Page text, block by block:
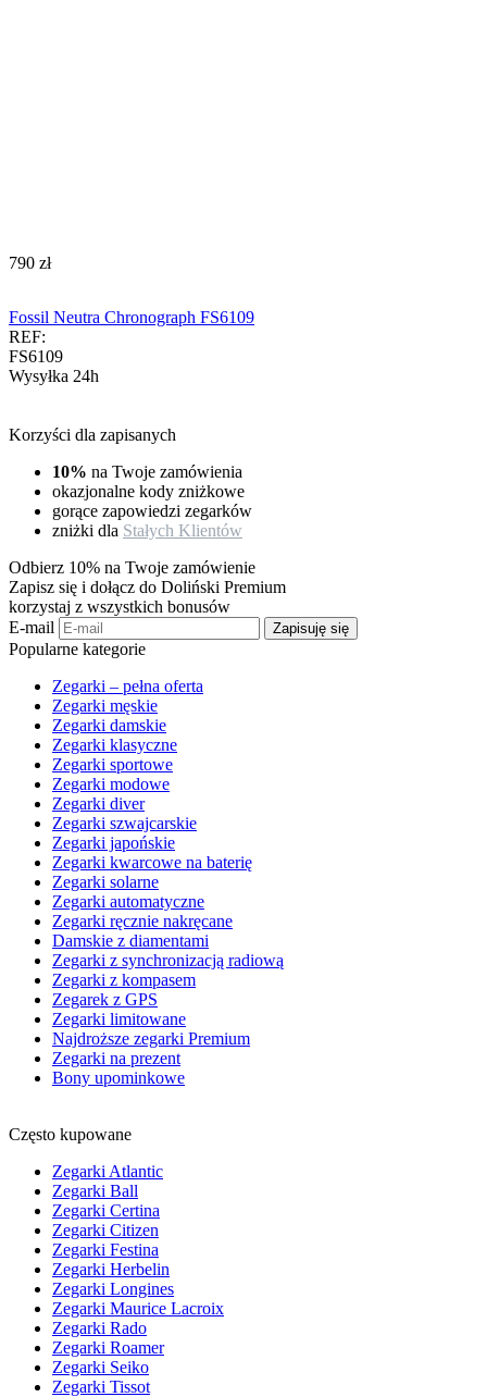
‍790‍ zł
Fossil Neutra Chronograph FS6109
REF:
FS6109
Wysyłka 24h
Korzyści dla zapisanych
10% na Twoje zamówienia
okazjonalne kody zniżkowe
gorące zapowiedzi zegarków
zniżki dla Stałych Klientów
Odbierz 10% na Twoje zamówienie
Zapisz się i dołącz do Doliński Premium
korzystaj z wszystkich bonusów
E-mail
Zapisuję się
Popularne kategorie
Zegarki – pełna oferta
Zegarki męskie
Zegarki damskie
Zegarki klasyczne
Zegarki sportowe
Zegarki modowe
Zegarki diver
Zegarki szwajcarskie
Zegarki japońskie
Zegarki kwarcowe na baterię
Zegarki solarne
Zegarki automatyczne
Zegarki ręcznie nakręcane
Damskie z diamentami
Zegarki z synchronizacją radiową
Zegarki z kompasem
Zegarek z GPS
Zegarki limitowane
Najdroższe zegarki Premium
Zegarki na prezent
Bony upominkowe
Często kupowane
Zegarki Atlantic
Zegarki Ball
Zegarki Certina
Zegarki Citizen
Zegarki Festina
Zegarki Herbelin
Zegarki Longines
Zegarki Maurice Lacroix
Zegarki Rado
Zegarki Roamer
Zegarki Seiko
Zegarki Tissot